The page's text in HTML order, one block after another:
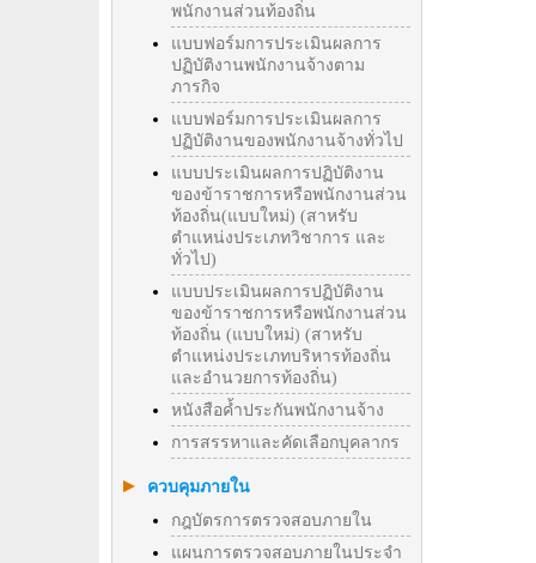
พนักงานส่วนท้องถิ่น
แบบฟอร์มการประเมินผลการ
ปฏิบัติงานพนักงานจ้างตาม
ภารกิจ
แบบฟอร์มการประเมินผลการ
ปฏิบัติงานของพนักงานจ้างทั่วไป
แบบประเมินผลการปฏิบัติงาน
ของข้าราชการหรือพนักงานส่วน
ท้องถิ่น(แบบใหม่) (สาหรับ
ตำแหน่งประเภทวิชาการ และ
ทั่วไป)
แบบประเมินผลการปฏิบัติงาน
ของข้าราชการหรือพนักงานส่วน
ท้องถิ่น (แบบใหม่) (สาหรับ
ตำแหน่งประเภทบริหารท้องถิ่น
และอำนวยการท้องถิ่น)
หนังสือค้ำประกันพนักงานจ้าง
การสรรหาและคัดเลือกบุคลากร
ควบคุมภายใน
กฎบัตรการตรวจสอบภายใน
แผนการตรวจสอบภายในประจำ